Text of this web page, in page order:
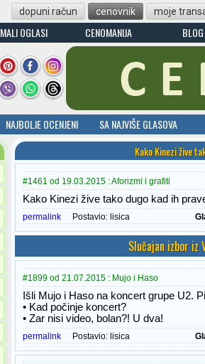
dopuni račun cenovnik moje
MALI OGLASI CENOMANIJA BLOG
NAJBOLJE OCENJENI
SA NAJVIŠE GLASOVA
Kako Kinezi žive
#1461 od 19.03.2015 : Aforizmi i grafiti
Kako Kinezi žive tako dugo kad ih
permalink Postavio: lisica
Slučajan izbor iz
#1899 od 21.07.2015 : Mujo i Haso
Išli Mujo i Haso na koncert grupe U2.
• Kad počinje koncert?
• Zar nisi video, bolan?! U dva!
permalink Postavio: lisica